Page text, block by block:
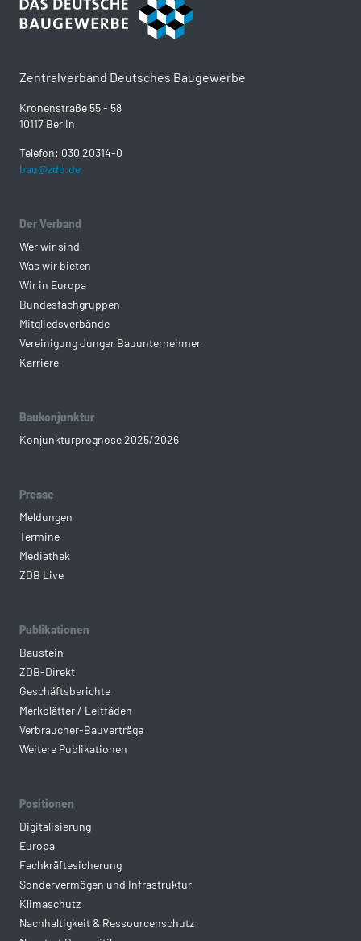
Zentralverband Deutsches Baugewerbe
Kronenstraße 55 - 58
10117 Berlin
Telefon: 030 20314-0
bau@zdb.de
Der Verband
Wer wir sind
Was wir bieten
Wir in Europa
Bundesfachgruppen
Mitgliedsverbände
Vereinigung Junger Bauunternehmer
Karriere
Baukonjunktur
Konjunkturprognose 2025/2026
Presse
Meldungen
Termine
Mediathek
ZDB Live
Publikationen
Baustein
ZDB-Direkt
Geschäftsberichte
Merkblätter / Leitfäden
Verbraucher-Bauverträge
Weitere Publikationen
Positionen
Digitalisierung
Europa
Fachkräftesicherung
Sondervermögen und Infrastruktur
Klimaschutz
Nachhaltigkeit & Ressourcenschutz